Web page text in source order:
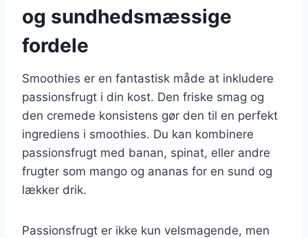
og sundhedsmæssige
fordele
Smoothies er en fantastisk måde at inkludere
passionsfrugt i din kost. Den friske smag og
den cremede konsistens gør den til en perfekt
ingrediens i smoothies. Du kan kombinere
passionsfrugt med banan, spinat, eller andre
frugter som mango og ananas for en sund og
lækker drik.
Passionsfrugt er ikke kun velsmagende, men